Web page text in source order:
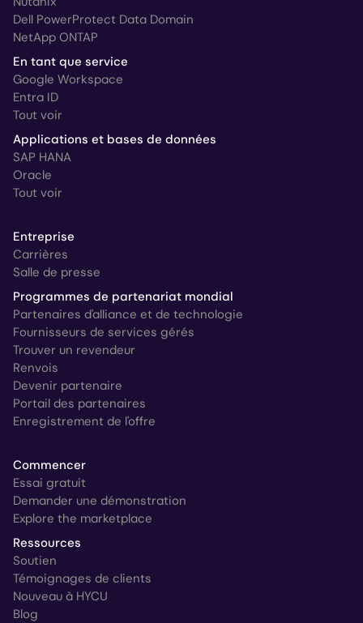
Dell PowerProtect Data Domain
NetApp ONTAP
En tant que service
Google Workspace
Entra ID
Tout voir
Applications et bases de données
SAP HANA
Oracle
Tout voir
Entreprise
Carrières
Salle de presse
Programmes de partenariat mondial
Partenaires d'alliance et de technologie
Fournisseurs de services gérés
Trouver un revendeur
Renvois
Devenir partenaire
Portail des partenaires
Enregistrement de l'offre
Commencer
Essai gratuit
Demander une démonstration
Explore the marketplace
Ressources
Soutien
Témoignages de clients
Nouveau à HYCU
Blog